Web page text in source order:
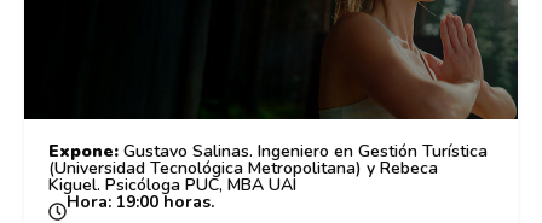
Expone: Gustavo Salinas. Ingeniero en Gestión Turística
(Universidad Tecnológica Metropolitana) y Rebeca
Kiguel. Psicóloga PUC, MBA UAI
Hora: 19:00 horas.